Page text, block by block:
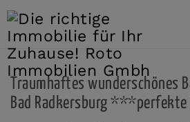
Traumhaftes wunderschönes
Bad Radkersburg